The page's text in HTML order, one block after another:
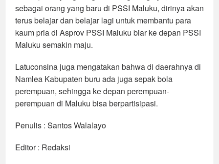
sebagai orang yang baru di PSSI Maluku, dirinya akan
terus belajar dan belajar lagi untuk membantu para
kaum pria di Asprov PSSI Maluku biar ke depan PSSI
Maluku semakin maju.
Latuconsina juga mengatakan bahwa di daerahnya di
Namlea Kabupaten buru ada juga sepak bola
perempuan, sehingga ke depan perempuan-
perempuan di Maluku bisa berpartisipasi.
Penulis : Santos Walalayo
Editor : Redaksi